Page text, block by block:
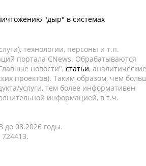
"дыр" в системах
технологии, персоны и т.п.
портала CNews. Обрабатываются
новости", статьи, аналитические
проектов). Таким образом, чем
услуги, тем более информативен
информацией, в т.ч.
до 08.2026 годы.